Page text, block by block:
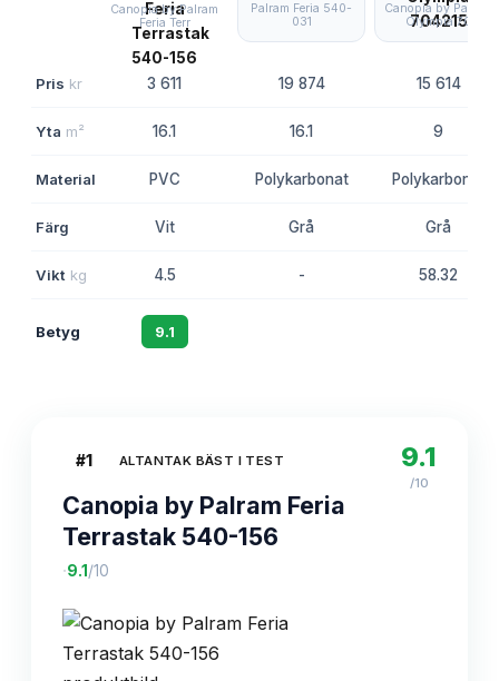
Canopia by Palram
Feria Terr
Palram Feria 540-
031
Canopia by Palram
Olympia 70
Pris kr 3 611 19 874 15 614
Yta m² 16.1 16.1 9
Material PVC Polykarbonat Polykarbonat
Färg Vit Grå Grå
Vikt kg 4.5 - 58.32
Betyg 9.1
#1 ALTANTAK BÄST I TEST
Canopia by Palram Feria
Terrastak 540-156
·9.1 /10
9.1
/10